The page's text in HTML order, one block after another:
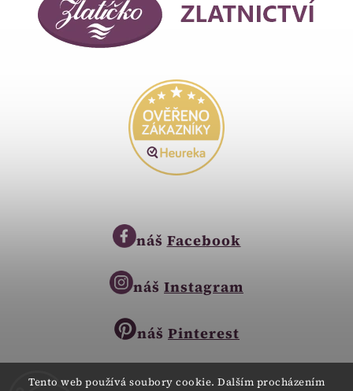
Tento web používá soubory cookie. Dalším procházením
náš Facebook
náš Instagram
náš Pinterest